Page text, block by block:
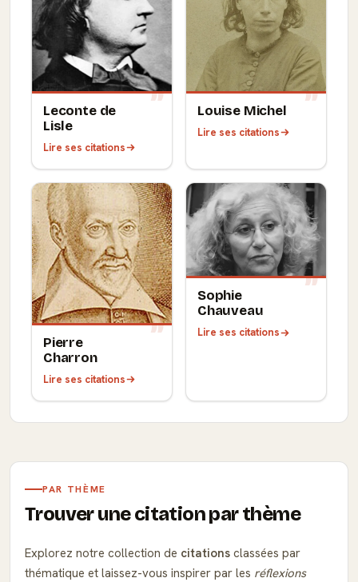
Leconte de
Lisle
Lire ses citations
Louise Michel
Lire ses citations
Pierre
Charron
Lire ses citations
Sophie
Chauveau
Lire ses citations
PAR THÈME
Trouver une citation par thème
Explorez notre collection de citations classées par
thématique et laissez-vous inspirer par les réflexions